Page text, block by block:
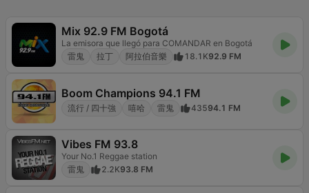
Mix 92.9 FM Bogotá
La emisora que llegó para COMANDAR en Bogotá
雷鬼
拉丁 阿拉伯音樂 18.1K92.9 FM
Boom Champions 94.1 FM
流行 / 四十強 嘻哈 雷鬼 43594.1 FM
Vibes FM 93.8
Your No.1 Reggae station
雷鬼
2.2K93.8 FM